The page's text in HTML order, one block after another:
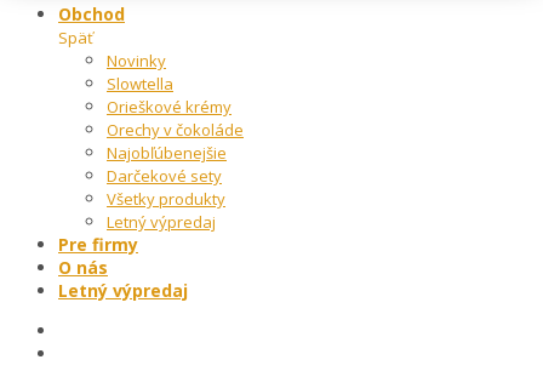
Obchod
Späť
Novinky
Slowtella
Orieškové krémy
Orechy v čokoláde
Najobľúbenejšie
Darčekové sety
Všetky produkty
Letný výpredaj
Pre firmy
O nás
Letný výpredaj